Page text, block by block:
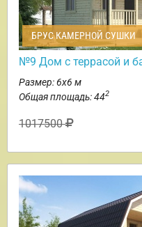
БРУС КАМЕРНОЙ СУШКИ
№9 Дом с террасой и
Размер: 6х6 м
Общая площадь: 442
1017500